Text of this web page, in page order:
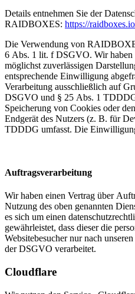
Details entnehmen Sie der
RAIDBOXES: https://
Die Verwendung von
6 Abs. 1 lit. f DSGVO. Wir haben
möglichst zuverlässigen
entsprechende Einwilligung
Verarbeitung ausschließlich auf
DSGVO und § 25 Abs. 1
Speicherung von Cookies oder
Endgerät des Nutzers (z. B. für
TDDDG umfasst. Die
Auftragsverarbeitung
Wir haben einen Vertrag über
Nutzung des oben genannten
es sich um einen
gewährleistet, dass dieser die
Websitebesucher nur nach
der DSGVO verarbeitet.
Cloudflare